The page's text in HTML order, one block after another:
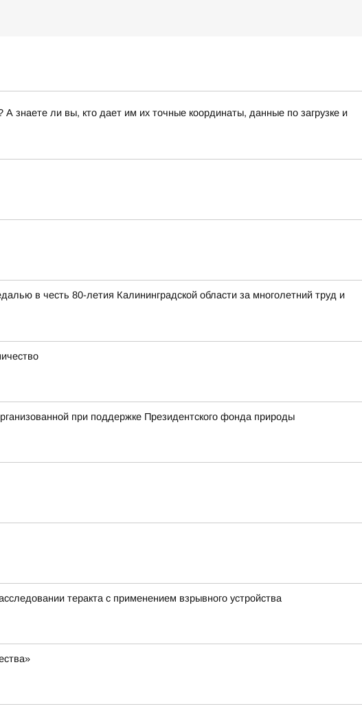
знаете ли вы, кто дает им их точные координаты, данные по загрузке и
в честь 80-летия Калининградской области за многолетний труд и
при поддержке Президентского фонда природы
теракта с применением взрывного устройства